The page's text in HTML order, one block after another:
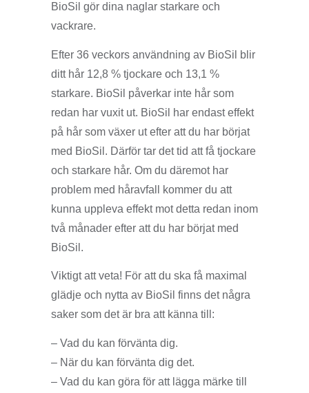
BioSil gör dina naglar starkare och
vackrare.
Efter 36 veckors användning av BioSil blir
ditt hår 12,8 % tjockare och 13,1 %
starkare. BioSil påverkar inte hår som
redan har vuxit ut. BioSil har endast effekt
på hår som växer ut efter att du har börjat
med BioSil. Därför tar det tid att få tjockare
och starkare hår. Om du däremot har
problem med håravfall kommer du att
kunna uppleva effekt mot detta redan inom
två månader efter att du har börjat med
BioSil.
Viktigt att veta! För att du ska få maximal
glädje och nytta av BioSil finns det några
saker som det är bra att känna till:
– Vad du kan förvänta dig.
– När du kan förvänta dig det.
– Vad du kan göra för att lägga märke till